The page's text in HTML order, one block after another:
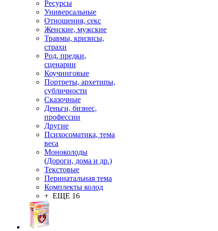
Ресурсы
Универсальные
Отношения, секс
Женские, мужские
Травмы, кризисы,
страхи
Род, предки,
сценарии
Коучинговые
Портреты, архетипы,
субличности
Сказочные
Деньги, бизнес,
профессии
Другие
Психосоматика, тема
веса
Моноколоды
(Дороги, дома и др.)
Текстовые
Перинатальная тема
Комплекты колод
+ ЕЩЕ 16